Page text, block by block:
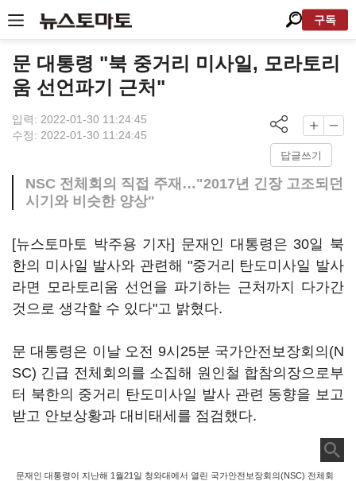
구독
문 대통령 "북 중거리 미사일, 모라토리
움 선언파기 근처"
입력: 2022-01-30 11:24:45
수정: 2022-01-30 11:24:45
답글쓰기
NSC 전체회의 직접 주재…"2017년 긴장 고조되던
시기와 비슷한 양상"
[뉴스토마토 박주용 기자] 문재인 대통령은 30일 북
한의 미사일 발사와 관련해 "중거리 탄도미사일 발사
라면 모라토리움 선언을 파기하는 근처까지 다가간
것으로 생각할 수 있다"고 밝혔다.
문 대통령은 이날 오전 9시25분 국가안전보장회의(N
SC) 긴급 전체회의를 소집해 원인철 합참의장으로부
터 북한의 중거리 탄도미사일 발사 관련 동향을 보고
받고 안보상황과 대비태세를 점검했다.
문재인 대통령이 지난해 1월21일 청와대에서 열린 국가안전보장회의(NSC) 전체회